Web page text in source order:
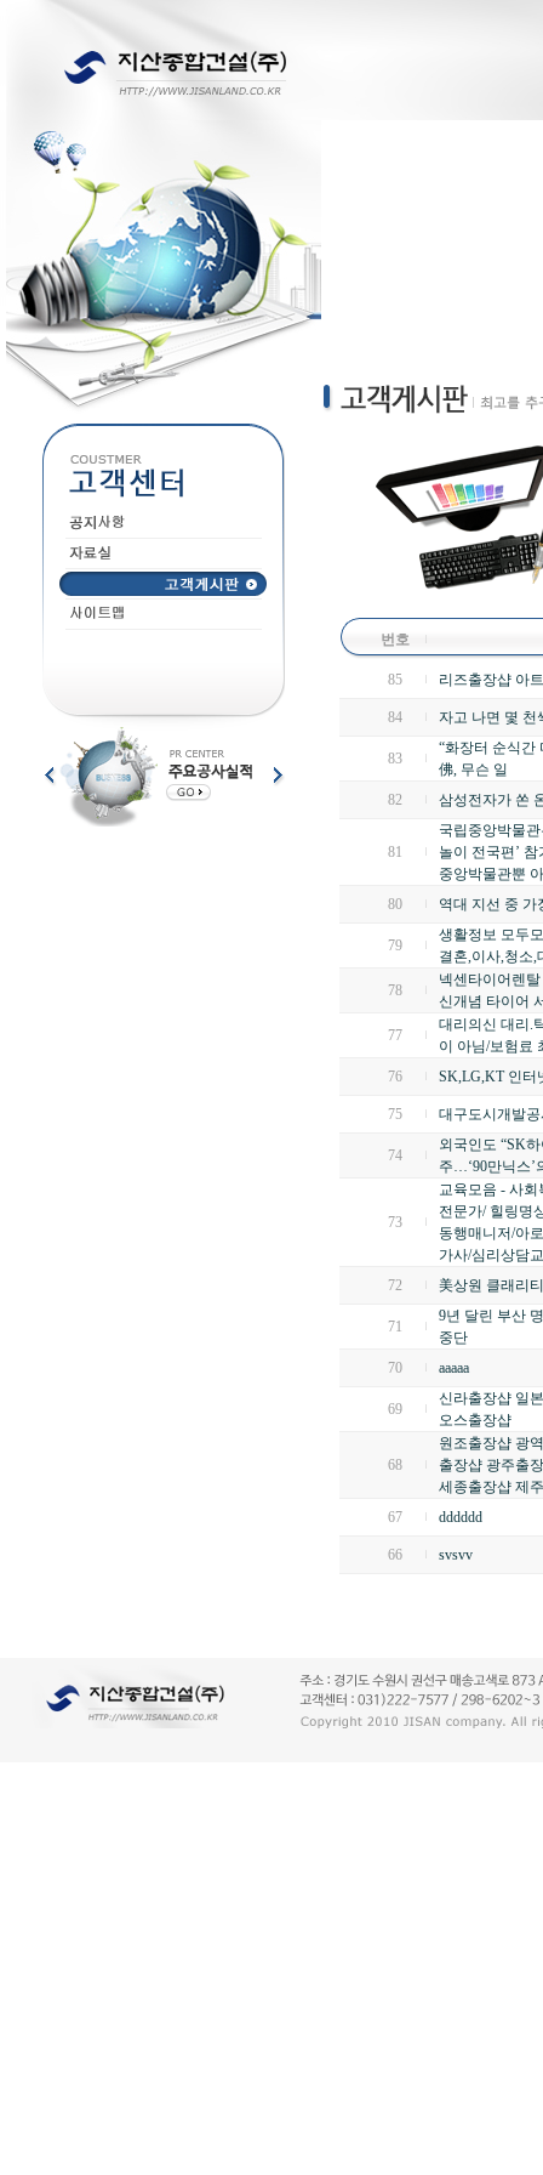
번호
85 리즈출장샵 아
84 자고 나면 몇
83
“화장터 순식간
佛, 무슨 일
82
삼성전자가 쏜
81
국립중앙박물관
놀이 전국편’
중앙박물관뿐
80
역대 지선 중
79
생활정보 모두
결혼,이사,청소,
78
넥센타이어렌
신개념 타이어
77
대리의신 대리.
이 아님/보험료
76
SK,LG,KT 인터
75 대구도시개발
74
외국인도 “SK
주…‘90만닉스’
73
교육모음 - 사
전문가/ 힐링명
동행매니저/아
가사/심리상담
72
美상원 클래리
71
9년 달린 부산
중단
70
aaaaa
69
신라출장샵 일
오스출장샵
68
원조출장샵 광
출장샵 광주출
세종출장샵 제
67
dddddd
66 svsvv